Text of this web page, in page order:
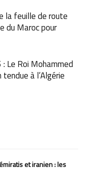
la feuille de route
du Maroc pour
Le Roi Mohammed
à l’Algérie
et iranien : les